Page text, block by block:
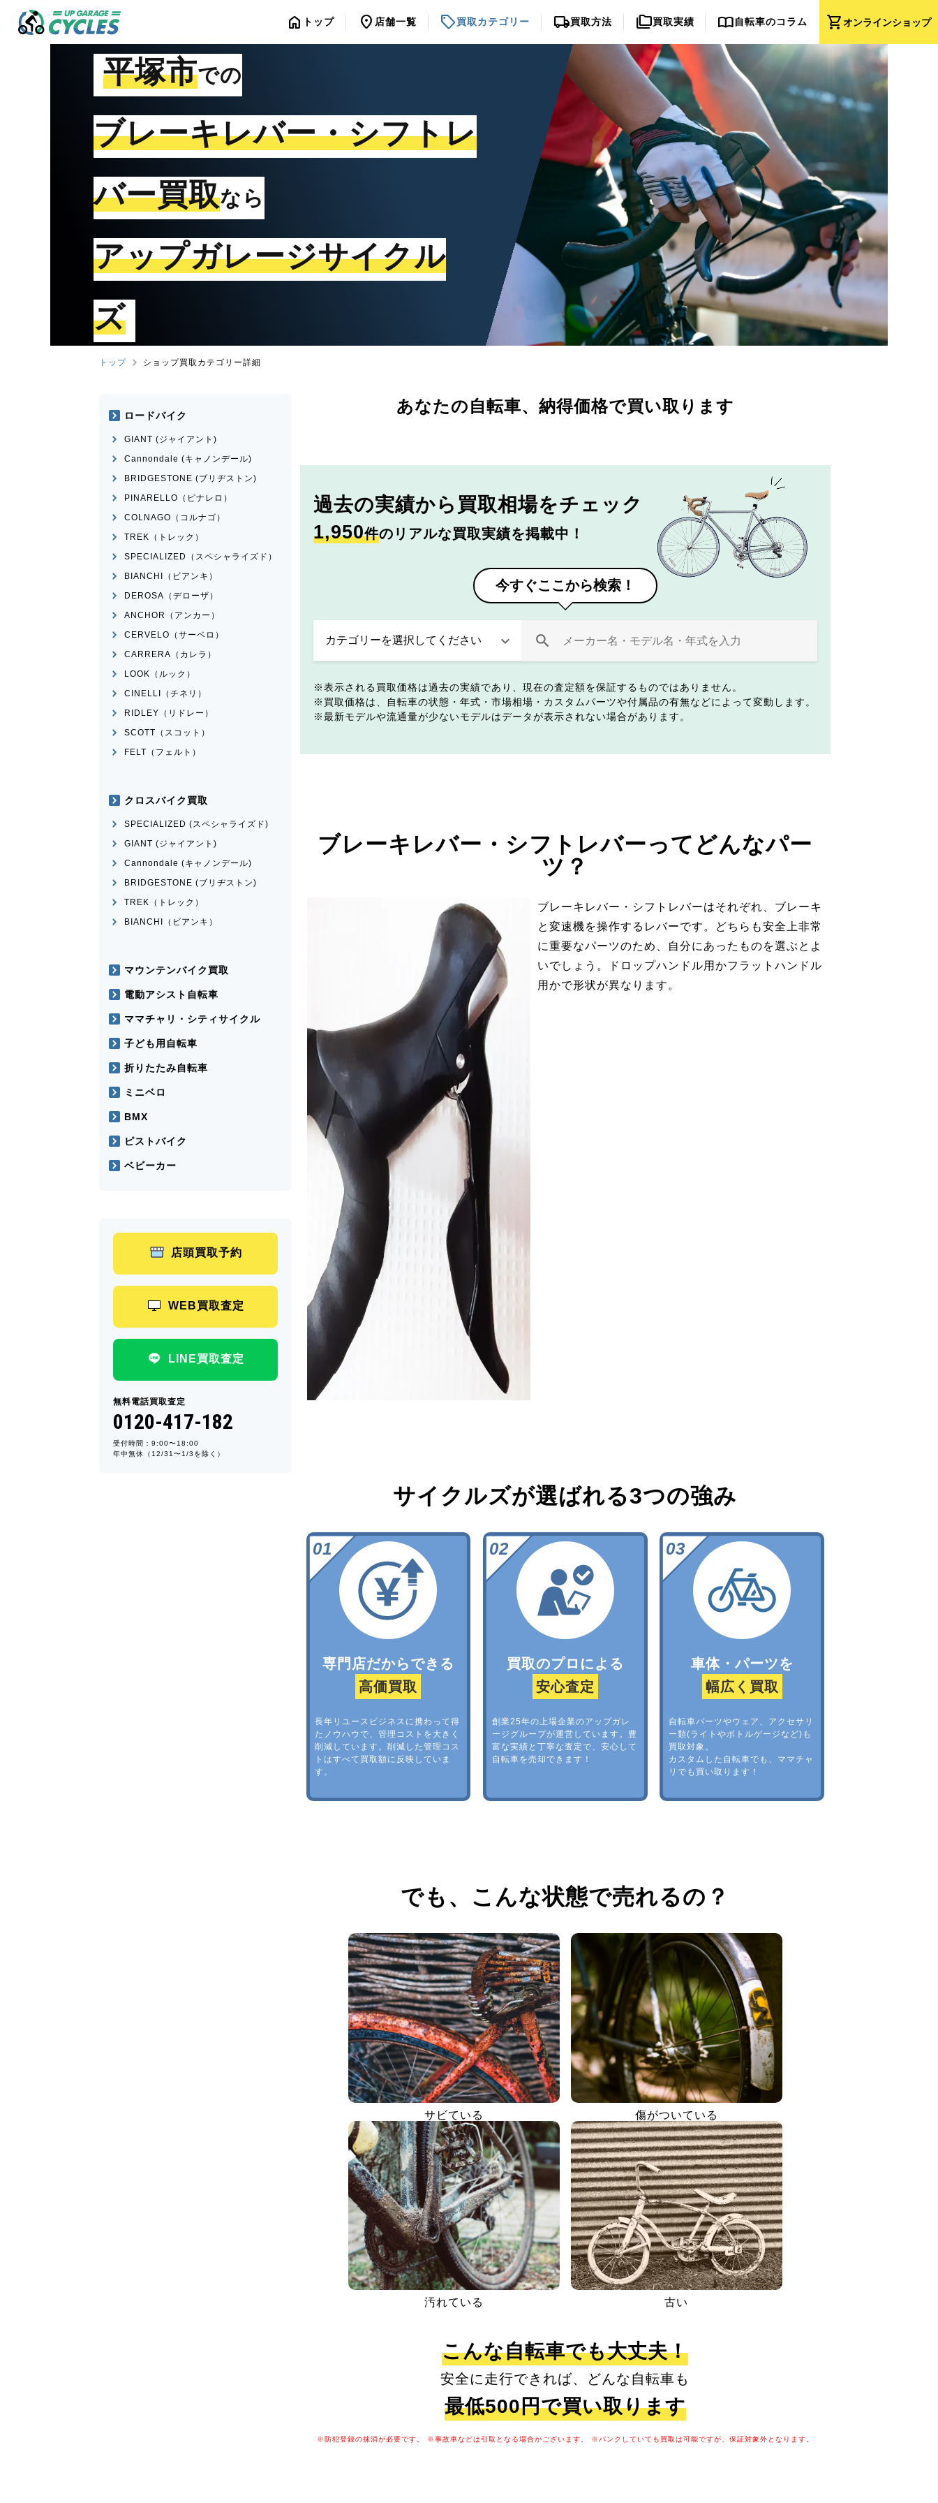
shopping_cartオンラインショップ
home トップ location_on 店舗一覧 sell買取カテゴリー local_shipping買取方法 folder_copy買取実績 import_contacts自転車のコラム
平塚市での
ブレーキレバー・シフトレ
バー買取なら
アップガレージサイクル
ズ
トップ ショップ買取カテゴリー詳細
あなたの自転車、 納得価格で買い取ります
過去の実績から 買取相場をチェック
1,950件のリアルな買取実績を掲載中！
今すぐここから検索！
表示される買取価格は過去の実績であり、現在の査定額を保証するものではありません。
買取価格は、自転車の状態・年式・市場相場・カスタムパーツや付属品の有無などによって変動します。
最新モデルや流通量が少ないモデルはデータが表示されない場合があります。
ブレーキレバー・シフトレバーってどんなパー
ツ？
ブレーキレバー・シフトレバーはそれぞれ、ブレーキ
と変速機を操作するレバーです。どちらも安全上非常
に重要なパーツのため、自分にあったものを選ぶとよ
いでしょう。ドロップハンドル用かフラットハンドル
用かで形状が異なります。
サイクルズが選ばれる3つの強み
専門店だからできる
高価買取
長年リユースビジネスに携わって得
たノウハウで、管理コストを大きく
削減しています。削減した管理コス
トはすべて買取額に反映していま
す。
買取のプロによる
安心査定
創業25年の上場企業のアップガレ
ージグループが運営しています。豊
富な実績と丁寧な査定で、安心して
自転車を売却できます！
車体・パーツを
幅広く買取
自転車パーツやウェア、アクセサリ
ー類(ライトやボトルゲージなど)も
買取対象。
カスタムした自転車でも、ママチャ
リでも買い取ります！
でも、 こんな状態で売れるの？
サビている 傷がついている
汚れている 古い
こんな自転車でも大丈夫！
安全に走行できれば、どんな自転車も
最低500円で買い取ります
※防犯登録の抹消が必要です。 ※事故車などは引取となる場合がございます。 ※パンクしていても買取は可能ですが、保証対象外となります。
ロードバイク
GIANT (ジャイアント)
Cannondale (キャノンデール)
BRIDGESTONE (ブリヂストン)
PINARELLO（ピナレロ）
COLNAGO（コルナゴ）
TREK（トレック）
SPECIALIZED（スペシャライズド）
BIANCHI（ビアンキ）
DEROSA（デローザ）
ANCHOR（アンカー）
CERVELO（サーベロ）
CARRERA（カレラ）
LOOK（ルック）
CINELLI（チネリ）
RIDLEY（リドレー）
SCOTT（スコット）
FELT（フェルト）
クロスバイク買取
SPECIALIZED (スペシャライズド)
GIANT (ジャイアント)
Cannondale (キャノンデール)
BRIDGESTONE (ブリヂストン)
TREK（トレック）
BIANCHI（ビアンキ）
マウンテンバイク買取
電動アシスト自転車
ママチャリ・シティサイクル
子ども用自転車
折りたたみ自転車
ミニベロ
BMX
ピストバイク
ベビーカー
店頭買取予約
WEB買取査定
LINE買取査定
無料電話買取査定
0120-417-182
受付時間：9:00〜18:00
年中無休（12/31〜1/3を除く）